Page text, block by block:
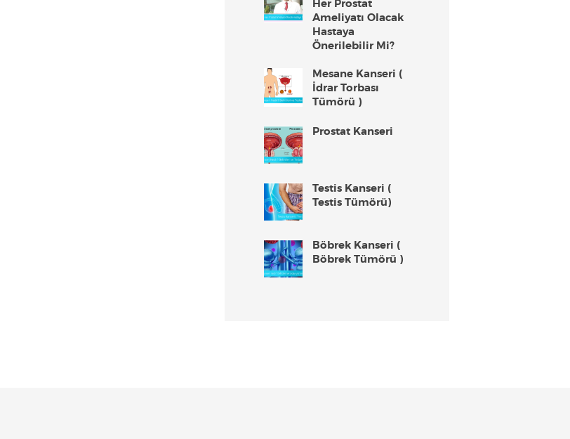
Her Prostat
Ameliyatı Olacak
Hastaya
Önerilebilir Mi?
Mesane Kanseri (
İdrar Torbası
Tümörü )
Prostat Kanseri
Testis Kanseri (
Testis Tümörü)
Böbrek Kanseri (
Böbrek Tümörü )